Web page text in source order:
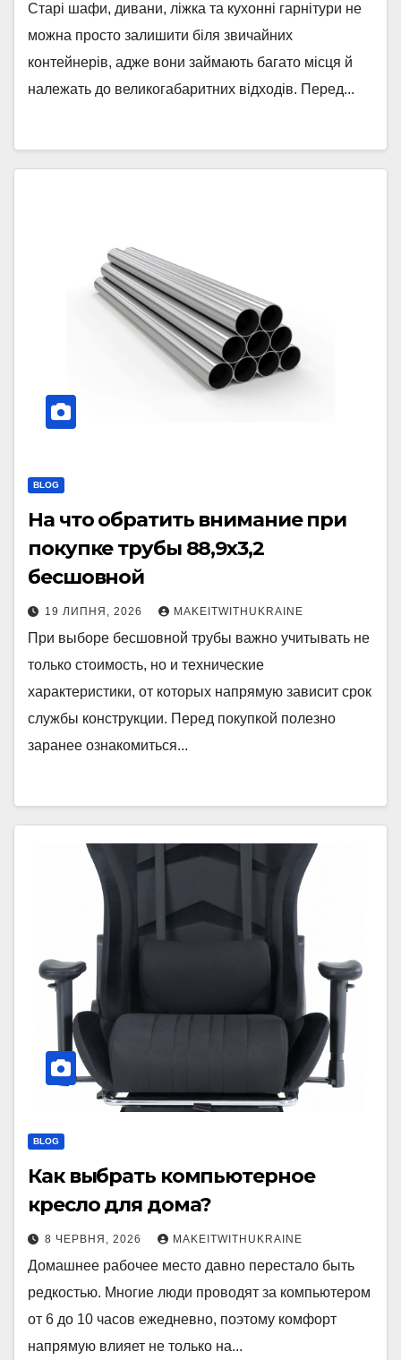
Старі шафи, дивани, ліжка та кухонні гарнітури не
можна просто залишити біля звичайних
контейнерів, адже вони займають багато місця й
належать до великогабаритних відходів. Перед...
BLOG
На что обратить внимание при
покупке трубы 88,9х3,2
бесшовной
19 ЛИПНЯ, 2026 MAKEITWITHUKRAINE
При выборе бесшовной трубы важно учитывать не
только стоимость, но и технические
характеристики, от которых напрямую зависит срок
службы конструкции. Перед покупкой полезно
заранее ознакомиться...
BLOG
Как выбрать компьютерное
кресло для дома?
8 ЧЕРВНЯ, 2026 MAKEITWITHUKRAINE
Домашнее рабочее место давно перестало быть
редкостью. Многие люди проводят за компьютером
от 6 до 10 часов ежедневно, поэтому комфорт
напрямую влияет не только на...